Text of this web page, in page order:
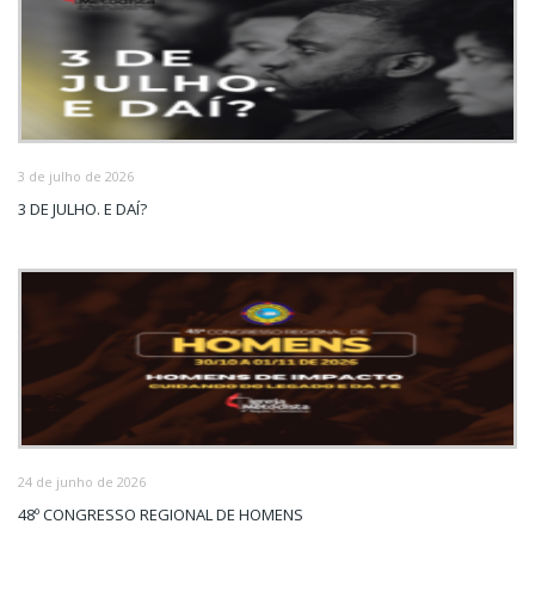
3 de julho de 2026
3 DE JULHO. E DAÍ?
24 de junho de 2026
48º CONGRESSO REGIONAL DE HOMENS